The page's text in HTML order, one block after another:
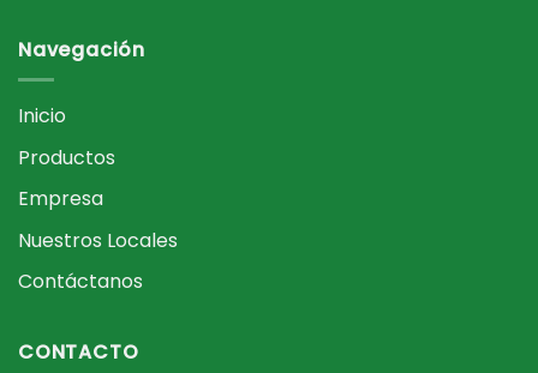
Navegación
Inicio
Productos
Empresa
Nuestros Locales
Contáctanos
CONTACTO